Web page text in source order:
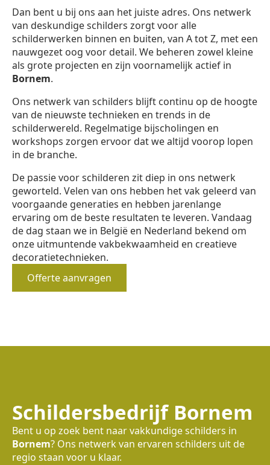
Dan bent u bij ons aan het juiste adres. Ons netwerk
van deskundige schilders zorgt voor alle
schilderwerken binnen en buiten, van A tot Z, met een
nauwgezet oog voor detail. We beheren zowel kleine
als grote projecten en zijn voornamelijk actief in
Bornem.
Ons netwerk van schilders blijft continu op de hoogte
van de nieuwste technieken en trends in de
schilderwereld. Regelmatige bijscholingen en
workshops zorgen ervoor dat we altijd voorop lopen
in de branche.
De passie voor schilderen zit diep in ons netwerk
geworteld. Velen van ons hebben het vak geleerd van
voorgaande generaties en hebben jarenlange
ervaring om de beste resultaten te leveren. Vandaag
de dag staan we in België en Nederland bekend om
onze uitmuntende vakbekwaamheid en creatieve
decoratietechnieken.
Offerte aanvragen
Schildersbedrijf Bornem
Bent u op zoek bent naar vakkundige schilders in
Bornem? Ons netwerk van ervaren schilders uit de
regio staan voor u klaar.